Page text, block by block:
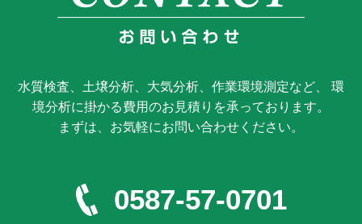
水質検査、土壌分析、大気分析、作業環境測定など、 環
境分析に掛かる費用のお見積りを承っております。
まずは、お気軽にお問い合わせください。
0587-57-0701